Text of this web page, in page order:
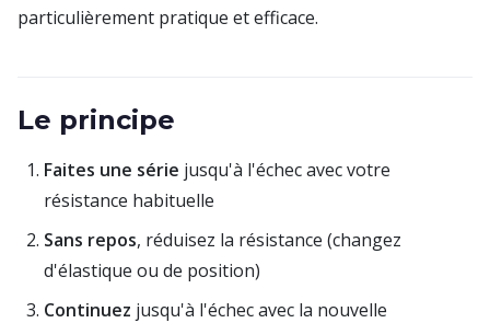
particulièrement pratique et efficace.
Le principe
Faites une série jusqu'à l'échec avec votre
résistance habituelle
Sans repos, réduisez la résistance (changez
d'élastique ou de position)
Continuez jusqu'à l'échec avec la nouvelle